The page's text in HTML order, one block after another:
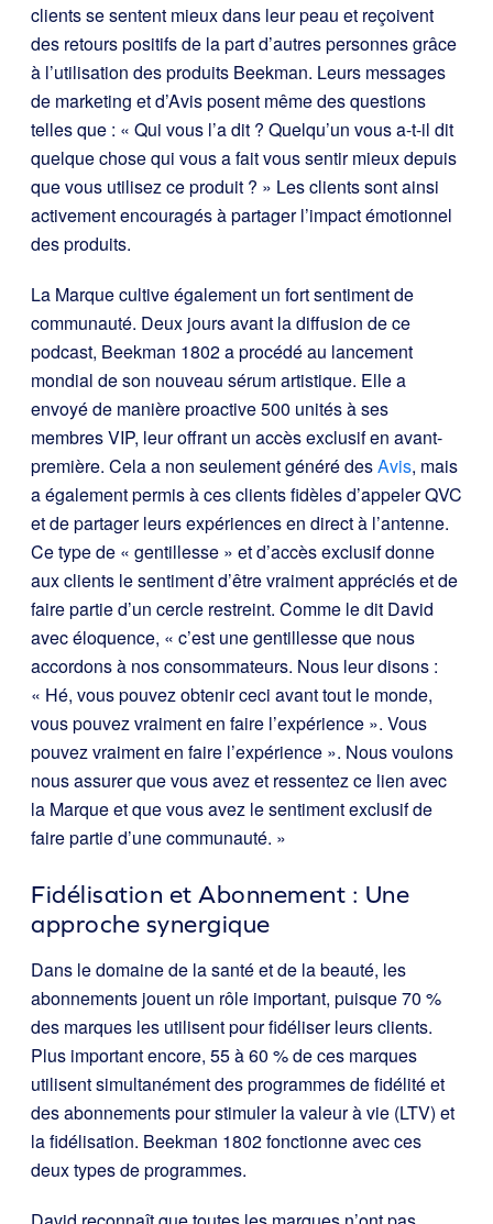
clients se sentent mieux dans leur peau et reçoivent
des retours positifs de la part d’autres personnes grâce
à l’utilisation des produits Beekman. Leurs messages
de marketing et d’Avis posent même des questions
telles que : « Qui vous l’a dit ? Quelqu’un vous a-t-il dit
quelque chose qui vous a fait vous sentir mieux depuis
que vous utilisez ce produit ? » Les clients sont ainsi
activement encouragés à partager l’impact émotionnel
des produits.
La Marque cultive également un fort sentiment de
communauté. Deux jours avant la diffusion de ce
podcast, Beekman 1802 a procédé au lancement
mondial de son nouveau sérum artistique. Elle a
envoyé de manière proactive 500 unités à ses
membres VIP, leur offrant un accès exclusif en avant-
première. Cela a non seulement généré desAvis, mais
a également permis à ces clients fidèles d’appeler QVC
et de partager leurs expériences en direct à l’antenne.
Ce type de « gentillesse » et d’accès exclusif donne
aux clients le sentiment d’être vraiment appréciés et de
faire partie d’un cercle restreint. Comme le dit David
avec éloquence, « c’est une gentillesse que nous
accordons à nos consommateurs. Nous leur disons :
« Hé, vous pouvez obtenir ceci avant tout le monde,
vous pouvez vraiment en faire l’expérience ». Vous
pouvez vraiment en faire l’expérience ». Nous voulons
nous assurer que vous avez et ressentez ce lien avec
la Marque et que vous avez le sentiment exclusif de
faire partie d’une communauté. »
Fidélisation et Abonnement : Une
approche synergique
Dans le domaine de la santé et de la beauté, les
abonnements jouent un rôle important, puisque 70 %
des marques les utilisent pour fidéliser leurs clients.
Plus important encore, 55 à 60 % de ces marques
utilisent simultanément des programmes de fidélité et
des abonnements pour stimuler la valeur à vie (LTV) et
la fidélisation. Beekman 1802 fonctionne avec ces
deux types de programmes.